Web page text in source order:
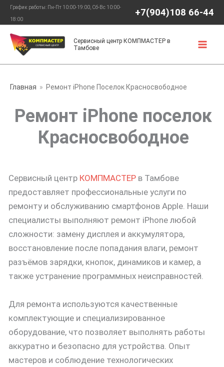
Перейти
содержимому
График работы: Пн-Пт 10:00-19:00, Сб-Вс 10:00-
18:00
+7(904)108 66-44
Сервисный центр КОМПМАСТЕР в
Тамбове
Главная Ремонт iPhone Поселок Красносвободное
Ремонт iPhone поселок
Красносвободное
Сервисный центр КОМПМАСТЕР в Тамбове
предоставляет профессиональные услуги по
ремонту и обслуживанию смартфонов Apple. Наши
специалисты выполняют ремонт iPhone любой
сложности: замену дисплея и аккумулятора,
восстановление после попадания влаги, ремонт
разъёмов зарядки, кнопок, динамиков и камер, а
также устранение программных неисправностей.
Для ремонта используются качественные
комплектующие и специализированное
оборудование, что позволяет выполнять работы
аккуратно и безопасно для устройства. Опыт
мастеров и соблюдение технологических